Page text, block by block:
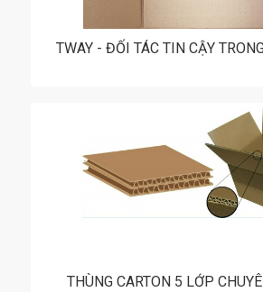
TWAY - ĐỐI TÁC TIN CẬY
THÙNG CARTON 5 LỚP